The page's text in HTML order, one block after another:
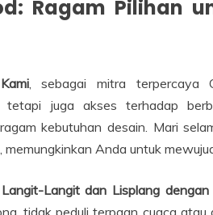
Ragam Pilihan
, sebagai mitra terpercaya
tetapi juga akses terhadap
kebutuhan desain. Mari
memungkinkan Anda untuk
Langit dan Lisplang dengan
tidak peduli terpaan cuaca